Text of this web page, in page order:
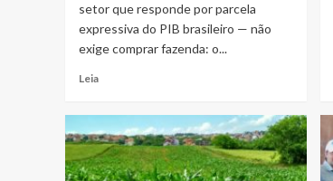
setor que responde por parcela
expressiva do PIB brasileiro — não
exige comprar fazenda: o...
Leia